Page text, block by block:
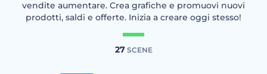
vendite aumentare. Crea grafiche e promuovi nuovi
prodotti, saldi e offerte. Inizia a creare oggi stesso!
27SCENE